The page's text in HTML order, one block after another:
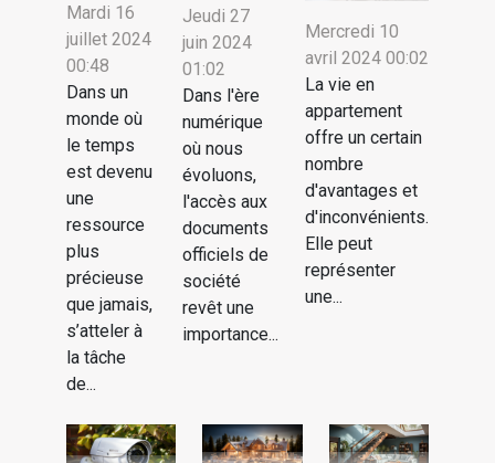
Mardi 16
juillet 2024
00:48
Dans un
monde où
le temps
est devenu
une
ressource
plus
précieuse
que jamais,
s’atteler à
la tâche
de...
Jeudi 27
juin 2024
01:02
Dans l'ère
numérique
où nous
évoluons,
l'accès aux
documents
officiels de
société
revêt une
importance...
Mercredi 10
avril 2024 00:02
La vie en
appartement
offre un certain
nombre
d'avantages et
d'inconvénients.
Elle peut
représenter
une...